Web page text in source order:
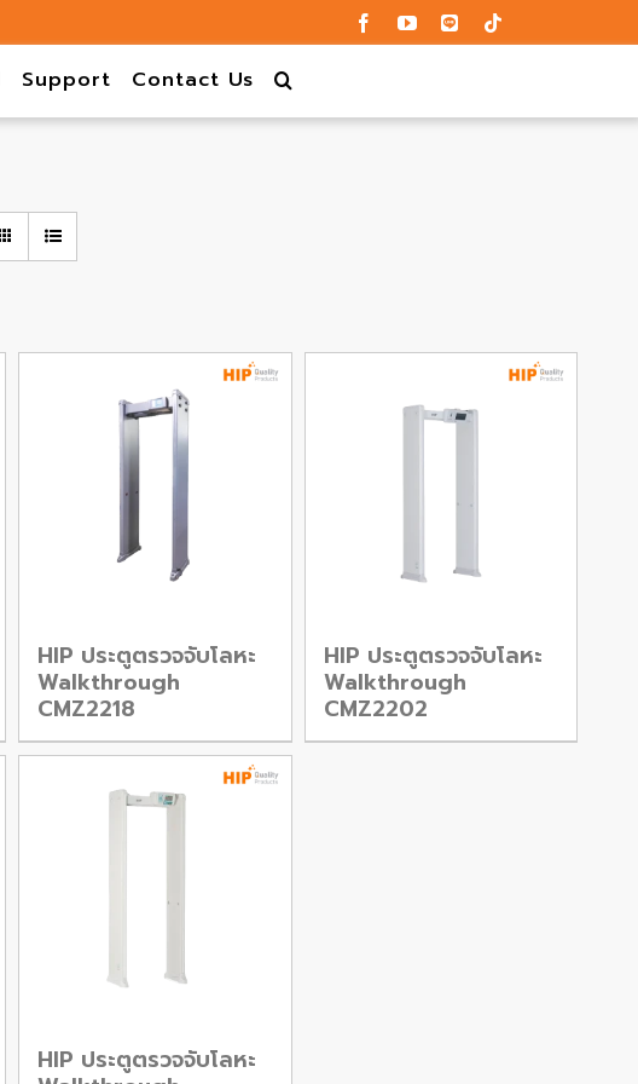
Support Contact Us
HIP ประตูตรวจจับโลหะ
Walkthrough
CMZ2218
HIP ประตูตรวจจับโลหะ
Walkthrough
CMZ2202
HIP ประตูตรวจจับโลหะ